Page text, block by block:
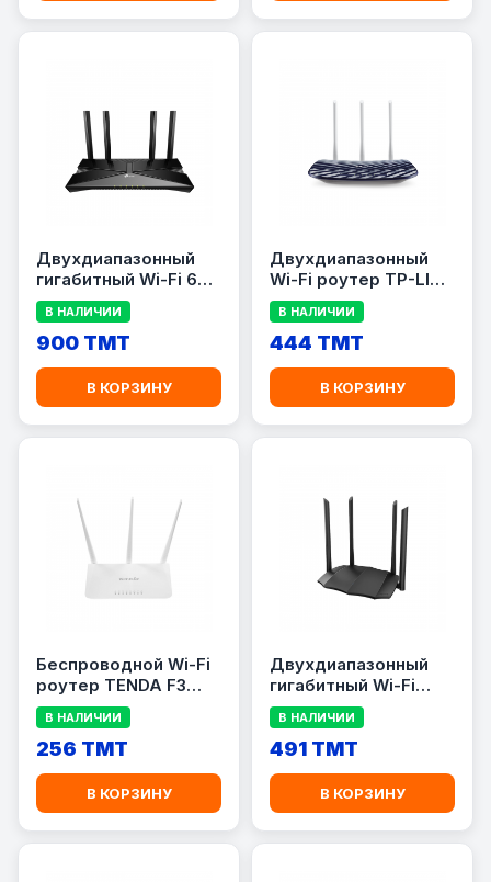
Двухдиапазонный
гигабитный Wi-Fi 6
роутер TP-LINK
Archer AX23 AX1800
В НАЛИЧИИ
900 TMT
В КОРЗИНУ
Двухдиапазонный
Wi-Fi роутер TP-LINK
Archer C20 AC750
В НАЛИЧИИ
444 TMT
В КОРЗИНУ
Беспроводной Wi-Fi
роутер TENDA F3
N300
В НАЛИЧИИ
256 TMT
В КОРЗИНУ
Двухдиапазонный
гигабитный Wi-Fi
роутер TENDA AC8
AC1200
В НАЛИЧИИ
491 TMT
В КОРЗИНУ